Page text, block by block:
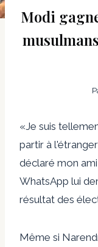
Modi
«Je suis
partir à
déclaré mon
WhatsApp lui
résultat des
Même si